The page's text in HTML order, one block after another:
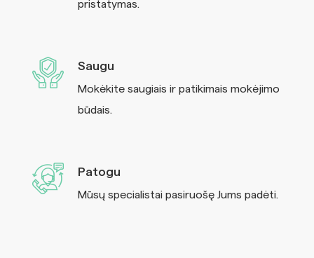
pristatymas.
Saugu
Mokėkite saugiais ir patikimais mokėjimo
būdais.
Patogu
Mūsų specialistai pasiruošę Jums padėti.